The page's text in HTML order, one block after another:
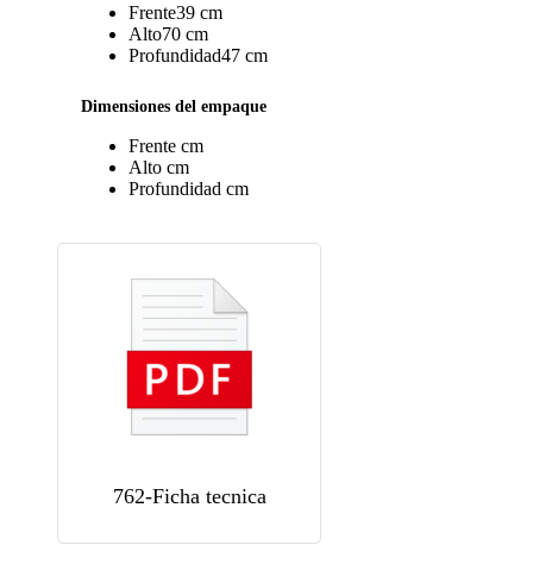
Frente39 cm
Alto70 cm
Profundidad47 cm
Dimensiones del empaque
Frente cm
Alto cm
Profundidad cm
762-Ficha tecnica